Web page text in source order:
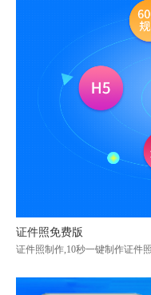
证件照免费版
证件照制作,10秒一键制作证件